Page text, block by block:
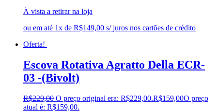
À vista a retirar na loja
ou em até 1x de R$149,00 s/ juros nos cartões de crédito
Oferta!
Escova Rotativa Agratto Della ECR-
03 -(Bivolt)
R$229,00 O preço original era: R$229,00.R$159,00O preço
atual é: R$159,00.